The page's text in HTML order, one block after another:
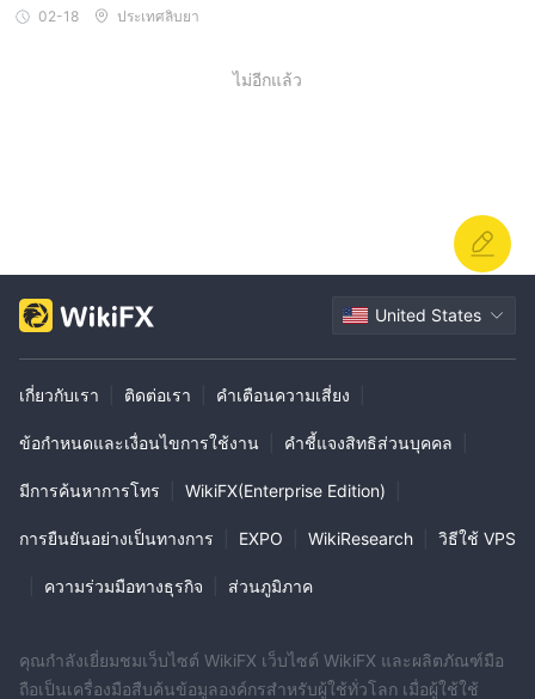
เหล่านี้เหมาะสำหรับนักซื้อขายที่ต้องการเข้าถึงด้านต่างๆ ของตลาด
Bitcoin ในฐานะสกุลเงินดิจิตอลที่เป็นนวัตกรรมเป็นที่รู้จักทั่วโลกและมี
เลือกสำหรับนักเทรดที่ต้องการการทำธุรกรรมที่เร็วกว่าและการความ
ประเภทบัญชี
Universal Trading ให้บริการบัญชีที่แตกต่างกันอย่างชัดเจน ที่ออกแบบ
มาเพื่อตอบสนองความต้องการในการลงทุนและความพึงพอใจในการ
รับความเสี่ยงที่แตกต่างกัน บัญชีเหล่านี้จะให้โอกาสให้นักเทรดมีส่วน
ระยะเวลาที่สอดคล้องกับระดับที่เลือก
บัญชีเงินเงินสีเงิน: บัญชีเงินสีเงินเป็นตัวเลือกระดับเริ่มต้น ต้องมีการ
เทรด โดยมีโอกาสทำกำไรได้สูงถึง 38% ในระยะเวลา 7 วัน
ตอบแทนที่มีโอกาสสูงกว่า โดยมีเงินฝากขั้นต่ำ 12,000 ดอลลาร์
บัญชี VIP:บัญชี VIP เป็นบัญชีที่มีความสำคัญสูง ต้องมีเงินฝากขั้นต่ำ
21,000 ดอลลาร์ บัญชีนี้มีโอกาสทำกำไรสูงที่สุดในสามระดับ โดย
02-18 ประเทศลิบยา
ไม่อีกแล้ว
United States
เกี่ยวกับเรา ติดต่อเรา คำเตือนความเสี่ยง
ข้อกำหนดและเงื่อนไขการใช้งาน คำชี้แจงสิทธิส่วนบุคคล
มีการค้นหาการโทร WikiFX(Enterprise Edition)
การยืนยันอย่างเป็นทางการ EXPO WikiResearch วิธีใช้ VPS
ความร่วมมือทางธุรกิจ ส่วนภูมิภาค
คุณกำลังเยี่ยมชมเว็บไซต์ WikiFX เว็บไซต์ WikiFX และผลิตภัณฑ์มือ
ถือเป็นเครื่องมือสืบค้นข้อมูลองค์กรสำหรับผู้ใช้ทั่วโลก เมื่อผู้ใช้ใช้